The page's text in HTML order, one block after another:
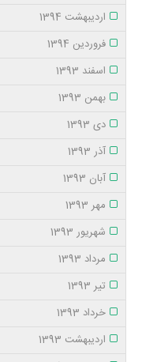
اردیبهشت 1394
فروردین 1394
اسفند 1393
بهمن 1393
دی 1393
آذر 1393
آبان 1393
مهر 1393
شهریور 1393
مرداد 1393
تیر 1393
خرداد 1393
اردیبهشت 1393